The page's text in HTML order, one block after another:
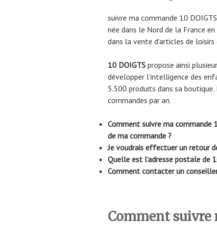
suivre ma commande 10
née dans le Nord de la France
dans la vente d’articles de
10 DOIGTS propose ainsi
développer l’intelligence des
5.500 produits dans sa
commandes par an.
Comment suivre ma
de ma commande ?
Je voudrais effectuer un retour
Quelle est l’adresse postale de
Comment contacter un
Comment suivre